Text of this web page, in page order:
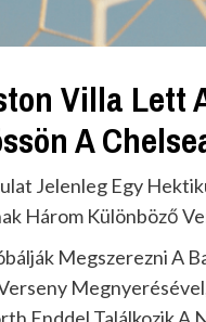
Villa Lett
A
Jelenleg Egy
Három Különböző
Megszerezni A